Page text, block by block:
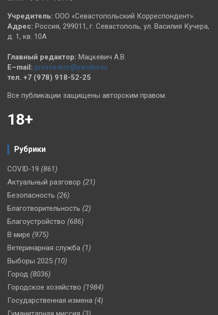
Учредитель: ООО «Севастопольский Корреспондент».
Адрес: Россия, 299011, г. Севастополь, ул. Василия Кучера,
д. 1, кв. 10А
Главный редактор: Мацкевич А.В.
E–mail: pressevkor@yandex.ru
тел. +7 (978) 918-52-25
Все публикации защищены авторским правом.
18+
Рубрики
COVID-19 (861)
Актуальный разговор (21)
Безопасность (26)
Благотворительность (2)
Благоустройство (686)
В мире (975)
Ветеринарная служба (1)
Выборы 2025 (10)
Город (8036)
Городское хозяйство (1984)
Государственная измена (4)